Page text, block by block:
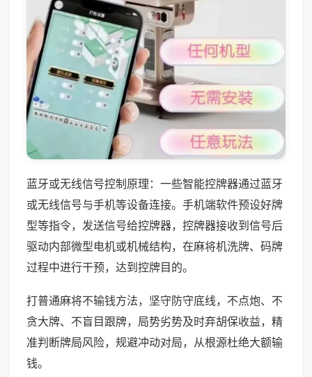
蓝牙或无线信号控制原理：一些智能控牌器通过蓝牙
或无线信号与手机等设备连接。手机端软件预设好牌
型等指令，发送信号给控牌器，控牌器接收到信号后
驱动内部微型电机或机械结构，在麻将机洗牌、码牌
过程中进行干预，达到控牌目的。
打普通麻将不输钱方法，坚守防守底线，不点炮、不
贪大牌、不盲目跟牌，局势劣势及时弃胡保收益，精
准判断牌局风险，规避冲动对局，从根源杜绝大额输
钱。